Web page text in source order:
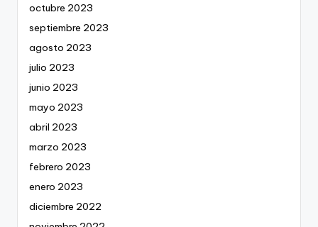
octubre 2023
septiembre 2023
agosto 2023
julio 2023
junio 2023
mayo 2023
abril 2023
marzo 2023
febrero 2023
enero 2023
diciembre 2022